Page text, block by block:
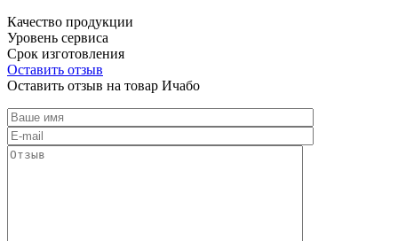
Качество продукции
Уровень сервиса
Срок изготовления
Оставить отзыв
Оставить отзыв на товар Ичабо